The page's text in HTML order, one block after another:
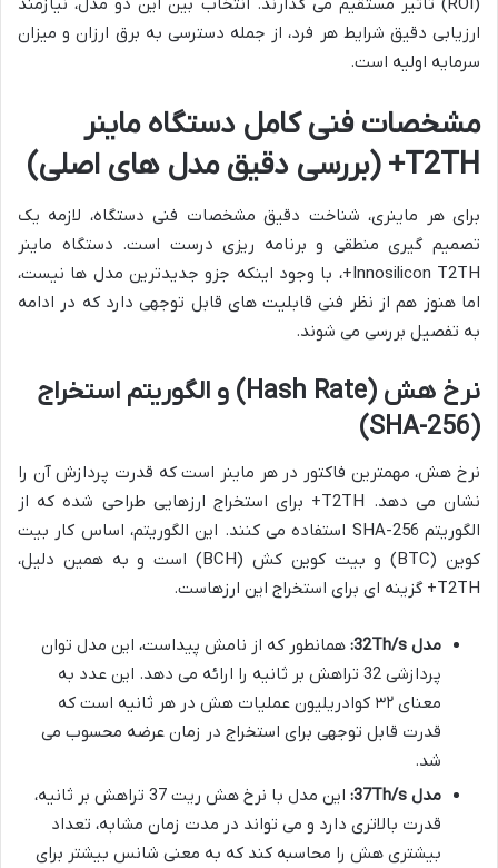
ارزیابی دقیق شرایط هر فرد، از جمله دسترسی به برق ارزان و میزان
سرمایه اولیه است.
مشخصات فنی کامل دستگاه ماینر
T2TH+ (بررسی دقیق مدل های اصلی)
برای هر ماینری، شناخت دقیق مشخصات فنی دستگاه، لازمه یک
تصمیم گیری منطقی و برنامه ریزی درست است. دستگاه ماینر
Innosilicon T2TH+، با وجود اینکه جزو جدیدترین مدل ها نیست،
اما هنوز هم از نظر فنی قابلیت های قابل توجهی دارد که در ادامه
به تفصیل بررسی می شوند.
نرخ هش (Hash Rate) و الگوریتم استخراج
(SHA-256)
نرخ هش، مهمترین فاکتور در هر ماینر است که قدرت پردازش آن را
نشان می دهد. T2TH+ برای استخراج ارزهایی طراحی شده که از
الگوریتم SHA-256 استفاده می کنند. این الگوریتم، اساس کار بیت
کوین (BTC) و بیت کوین کش (BCH) است و به همین دلیل،
T2TH+ گزینه ای برای استخراج این ارزهاست.
مدل 32Th/s:
همانطور که از نامش پیداست، این مدل توان
پردازشی 32 تراهش بر ثانیه را ارائه می دهد. این عدد به
معنای ۳۲ کوادریلیون عملیات هش در هر ثانیه است که
قدرت قابل توجهی برای استخراج در زمان عرضه محسوب می
شد.
مدل 37Th/s:
این مدل با نرخ هش ریت 37 تراهش بر ثانیه،
قدرت بالاتری دارد و می تواند در مدت زمان مشابه، تعداد
بیشتری هش را محاسبه کند که به معنی شانس بیشتر برای